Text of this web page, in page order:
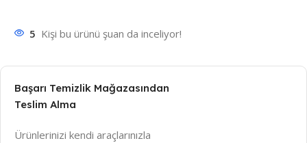
5 Kişi bu ürünü şuan da inceliyor!
Başarı Temizlik Mağazasından
Teslim Alma
Ürünlerinizi kendi araçlarınızla